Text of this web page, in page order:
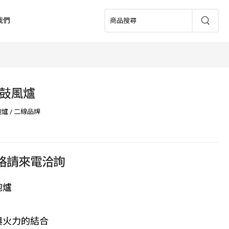
們
風爐
爐 / 二線品牌
請來電洽詢
爐
火力的結合